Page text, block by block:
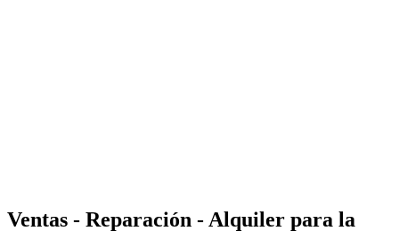
Ventas - Reparación - Alquiler para la